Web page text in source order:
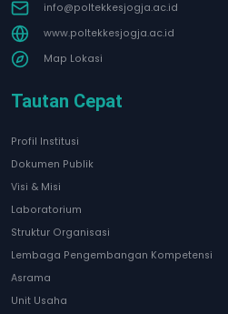
info@poltekkesjogja.ac.id
www.poltekkesjogja.ac.id
Map Lokasi
Tautan Cepat
Profil Institusi
Dokumen Publik
Visi & Misi
Laboratorium
Struktur Organisasi
Lembaga Pengembangan Kompetensi
Asrama
Unit Usaha